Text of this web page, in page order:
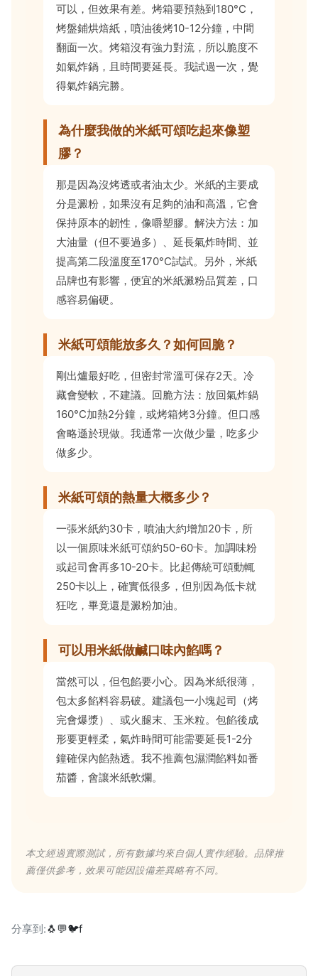
可以，但效果有差。烤箱要預熱到180°C，
烤盤鋪烘焙紙，噴油後烤10-12分鐘，中間
翻面一次。烤箱沒有強力對流，所以脆度不
如氣炸鍋，且時間要延長。我試過一次，覺
得氣炸鍋完勝。
為什麼我做的米紙可頌吃起來像塑
膠？
那是因為沒烤透或者油太少。米紙的主要成
分是澱粉，如果沒有足夠的油和高溫，它會
保持原本的韌性，像嚼塑膠。解決方法：加
大油量（但不要過多）、延長氣炸時間、並
提高第二段溫度至170°C試試。另外，米紙
品牌也有影響，便宜的米紙澱粉品質差，口
感容易偏硬。
米紙可頌能放多久？如何回脆？
剛出爐最好吃，但密封常溫可保存2天。冷
藏會變軟，不建議。回脆方法：放回氣炸鍋
160°C加熱2分鐘，或烤箱烤3分鐘。但口感
會略遜於現做。我通常一次做少量，吃多少
做多少。
米紙可頌的熱量大概多少？
一張米紙約30卡，噴油大約增加20卡，所
以一個原味米紙可頌約50-60卡。加調味粉
或起司會再多10-20卡。比起傳統可頌動輒
250卡以上，確實低很多，但別因為低卡就
狂吃，畢竟還是澱粉加油。
可以用米紙做鹹口味內餡嗎？
當然可以，但包餡要小心。因為米紙很薄，
包太多餡料容易破。建議包一小塊起司（烤
完會爆漿）、或火腿末、玉米粒。包餡後成
形要更輕柔，氣炸時間可能需要延長1-2分
鐘確保內餡熱透。我不推薦包濕潤餡料如番
茄醬，會讓米紙軟爛。
本文經過實際測試，所有數據均來自個人實作經驗。品牌推
薦僅供參考，效果可能因設備差異略有不同。
分享到:🐧💬🐦f